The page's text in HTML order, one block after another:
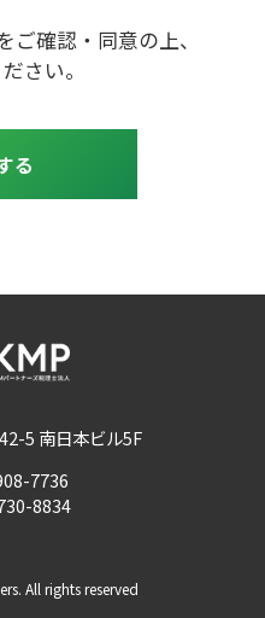
ご確認・同意の上、
さい。
る
5 南日本ビル5F
7736
8834
All rights reserved